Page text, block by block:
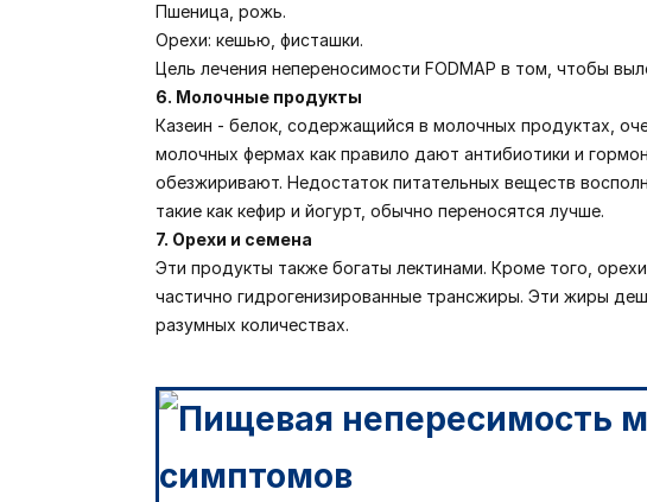
Пшеница, рожь.
Орехи: кешью, фисташки.
Цель лечения непереносимости FODMAP в том, чтобы
6. Молочные продукты
Казеин - белок, содержащийся в молочных продуктах,
молочных фермах как правило дают антибиотики и
обезжиривают. Недостаток питательных веществ
такие как кефир и йогурт, обычно переносятся лучше.
7. Орехи и семена
Эти продукты также богаты лектинами. Кроме того,
частично гидрогенизированные трансжиры. Эти жиры
разумных количествах.